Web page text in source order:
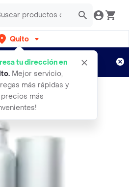
Quito
tu dirección en
. Mejor servicio,
más rápidas y
precios más
por semanas
Aplican TyC